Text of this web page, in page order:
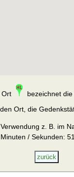
Ort
bezeichnet
Ort, die
z. B. im
/ Sekunden: